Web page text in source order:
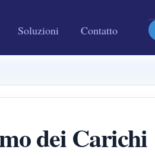
Soluzioni Contatto
dei Carichi